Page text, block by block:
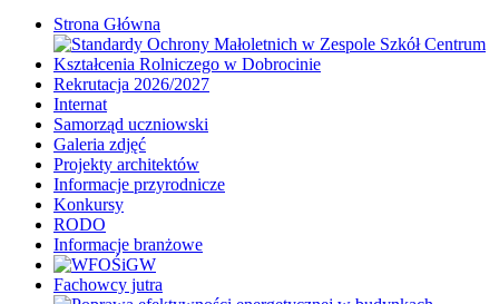
Strona Główna
Rekrutacja 2026/2027
Internat
Samorząd uczniowski
Galeria zdjęć
Projekty architektów
Informacje przyrodnicze
Konkursy
RODO
Informacje branżowe
Fachowcy jutra